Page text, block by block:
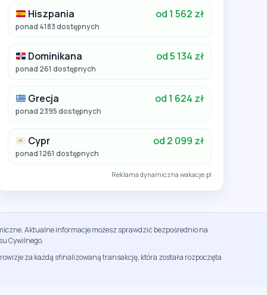
Hiszpania od 1 562 zł
ponad 4183 dostępnych
Dominikana od 5 134 zł
ponad 261 dostępnych
Grecja od 1 624 zł
ponad 2395 dostępnych
Cypr od 2 099 zł
ponad 1261 dostępnych
Reklama dynamiczna wakacje.pl
Aktualne informacje możesz sprawdzić bezpośrednio na
Cywilnego.
za każdą sfinalizowaną transakcję, która została rozpoczęta